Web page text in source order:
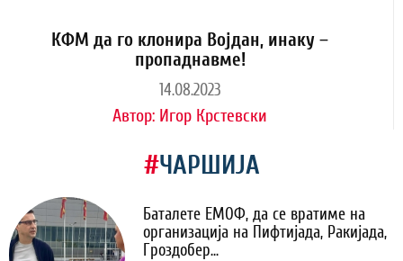
КФМ да го клонира Војдан, инаку –
пропаднавме!
14.08.2023
Автор: Игор Крстевски
#ЧАРШИЈА
Баталете ЕМОФ, да се вратиме на
организација на Пифтијада, Ракијада,
Гроздобер...